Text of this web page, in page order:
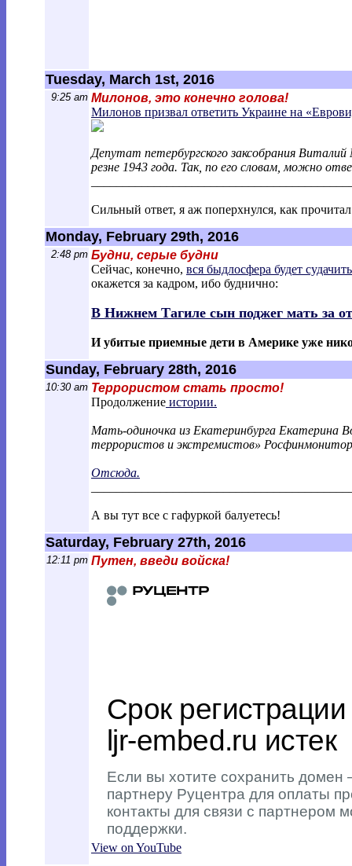
Tuesday, March 1st, 2016
9:25 am Милонов, это конечно голова!
Милонов призвал ответить Украине на
Депутат петербургского заксобрания
резне 1943 года. Так, по его словам, можно
Сильный ответ, я аж поперхнулся, как
Monday, February 29th, 2016
2:48 pm Будни, серые будни
Сейчас, конечно, вся быдлосфера будет
окажется за кадром, ибо буднично:
В Нижнем Тагиле сын поджег мать за
И убитые приемные дети в Америке уже
Sunday, February 28th, 2016
10:30 am Террористом стать просто!
Продолжение истории.
Мать-одиночка из Екатеринбурга Екатерина
террористов и экстремистов»
Отсюда.
А вы тут все с гафуркой балуетесь!
Saturday, February 27th, 2016
12:11 pm Путен, введи войска!
View on YouTube